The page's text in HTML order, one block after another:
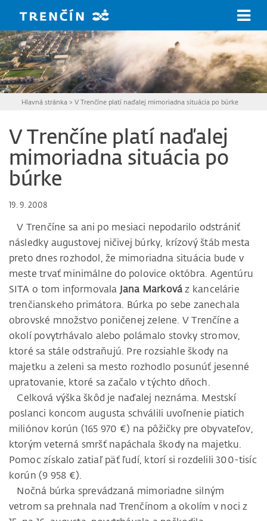
Hlavná stránka >V Trenčíne platí naďalej mimoriadna situácia po búrke
V Trenčíne platí naďalej
mimoriadna situácia po
búrke
19. 9. 2008
V Trenčíne sa ani po mesiaci nepodarilo odstrániť
následky augustovej ničivej búrky, krízový štáb mesta
preto dnes rozhodol, že mimoriadna situácia bude v
meste trvať minimálne do polovice októbra. Agentúru
SITA o tom informovala Jana Marková z kancelárie
trenčianskeho primátora. Búrka po sebe zanechala
obrovské množstvo poničenej zelene. V Trenčíne a
okolí povytrhávalo alebo polámalo stovky stromov,
ktoré sa stále odstraňujú. Pre rozsiahle škody na
majetku a zeleni sa mesto rozhodlo posunúť jesenné
upratovanie, ktoré sa začalo v týchto dňoch.
Celková výška škôd je naďalej neznáma. Mestskí
poslanci koncom augusta schválili uvoľnenie piatich
miliónov korún (165 970 €) na pôžičky pre obyvateľov,
ktorým veterná smršť napáchala škody na majetku.
Pomoc získalo zatiaľ päť ľudí, ktorí si rozdelili 300-tisíc
korún (9 958 €).
Nočná búrka sprevádzaná mimoriadne silným
vetrom sa prehnala nad Trenčínom a okolím v noci z